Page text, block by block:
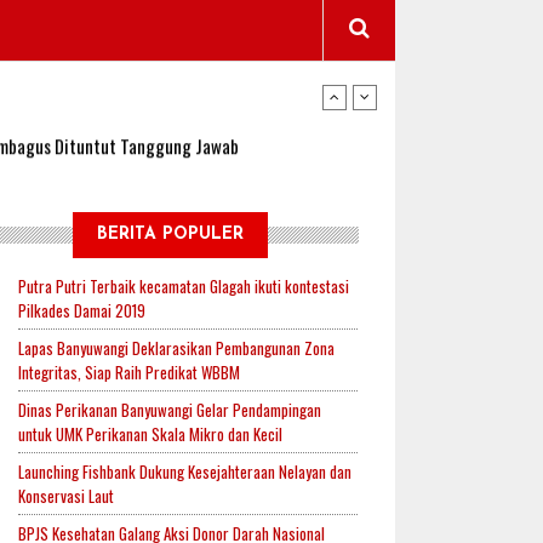
Jadi Lokasi Uji Coba Program NADI JKN
Dituntut Tanggung Jawab
Padi, Proyeksi Hasil Capai 2,4 Ton Gabah
Indonesia.id Perkuat Sinergitas Lewat Ngopi
untuk Mendukung Ketahanan Pangan Nasional
Jadi Lokasi Uji Coba Program NADI JKN
BERITA POPULER
Putra Putri Terbaik kecamatan Glagah ikuti kontestasi
Pilkades Damai 2019
Lapas Banyuwangi Deklarasikan Pembangunan Zona
Integritas, Siap Raih Predikat WBBM
Dinas Perikanan Banyuwangi Gelar Pendampingan
untuk UMK Perikanan Skala Mikro dan Kecil
Launching Fishbank Dukung Kesejahteraan Nelayan dan
Konservasi Laut
BPJS Kesehatan Galang Aksi Donor Darah Nasional